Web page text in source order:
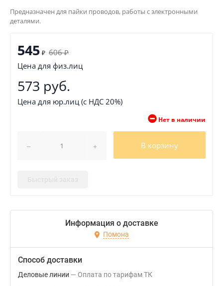
Предназначен для пайки проводов, работы с электронными
деталями.
545 ₽ 606 ₽
Цена для физ.лиц
573 руб.
Цена для юр.лиц (с НДС 20%)
Нет в наличии
В корзину
Информация о доставке
Помона
Способ доставки
Деловые линии Оплата по тарифам ТК